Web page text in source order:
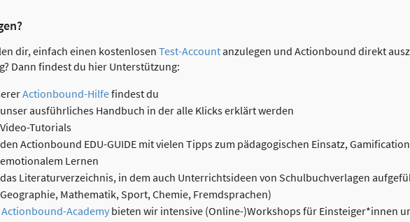
dir, einfach einen kostenlosen Test-Accountanzulegen und Actionbound direkt
Dann findest du hier Unterstützung:
Actionbound-Hilfefindest du
unser ausführliches Handbuch in der alle Klicks erklärt werden
Video-Tutorials
den Actionbound EDU-GUIDE mit vielen Tipps zum pädagogischen Einsatz,
emotionalem Lernen
das Literaturverzeichnis, in dem auch Unterrichtsideen von Schulbuchverlagen
Geographie, Mathematik, Sport, Chemie, Fremdsprachen)
Actionbound-Academy bieten wir intensive (Online-)Workshops für Einsteiger*innen